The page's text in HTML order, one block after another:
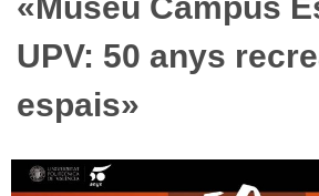
«Museu Campus
UPV: 50 anys
espais»